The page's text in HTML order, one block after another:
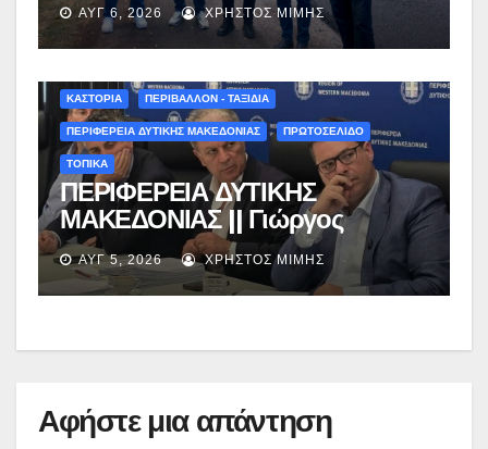
Περιβόλι – Αβδέλλα
ΑΥΓ 6, 2026 ΧΡΉΣΤΟΣ ΜΊΜΗΣ
ΚΑΣΤΟΡΙΑ ΠΕΡΙΒΑΛΛΟΝ - ΤΑΞΙΔΙΑ
ΠΕΡΙΦΕΡΕΙΑ ΔΥΤΙΚΗΣ ΜΑΚΕΔΟΝΙΑΣ ΠΡΩΤΟΣΕΛΙΔΟ
ΤΟΠΙΚΑ
ΠΕΡΙΦΕΡΕΙΑ ΔΥΤΙΚΗΣ
ΜΑΚΕΔΟΝΙΑΣ || Γιώργος
Αμανατίδης για Φράγμα
Νεστορίου: «Η δέσμευσή μας
γίνεται πράξη με εξασφαλισμένη
ΑΥΓ 5, 2026 ΧΡΉΣΤΟΣ ΜΊΜΗΣ
Αφήστε μια απάντηση